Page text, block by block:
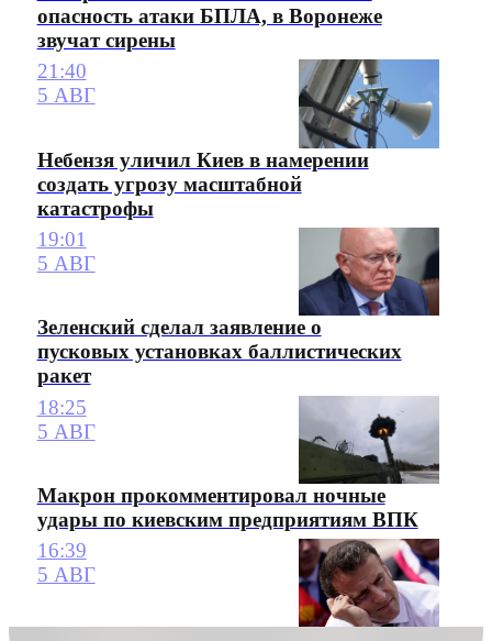
опасность атаки БПЛА, в Воронеже
звучат сирены
21:40
5 АВГ
Небензя уличил Киев в намерении
создать угрозу масштабной
катастрофы
19:01
5 АВГ
Зеленский сделал заявление о
пусковых установках баллистических
ракет
18:25
5 АВГ
Макрон прокомментировал ночные
удары по киевским предприятиям ВПК
16:39
5 АВГ